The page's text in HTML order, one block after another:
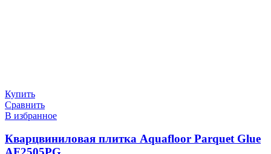
Купить
Сравнить
В избранное
Кварцвиниловая плитка Aquafloor Parquet Glue